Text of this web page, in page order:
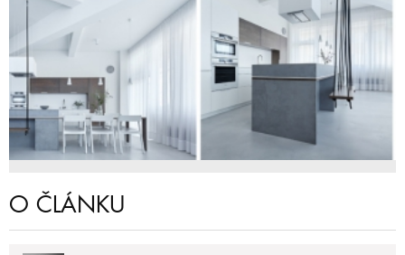
O ČLÁNKU